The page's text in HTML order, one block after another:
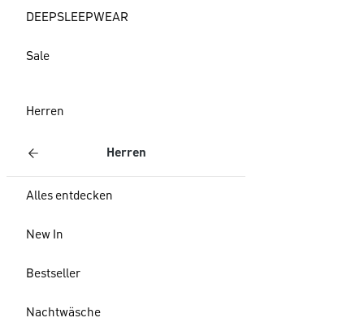
DEEPSLEEPWEAR
Sale
Herren
Herren
Alles entdecken
New In
Bestseller
Nachtwäsche